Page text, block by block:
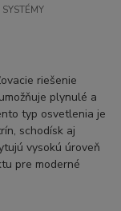
SYSTÉMY
riešenie
plynulé a
typ osvetlenia je
schodísk aj
vysokú úroveň
pre moderné